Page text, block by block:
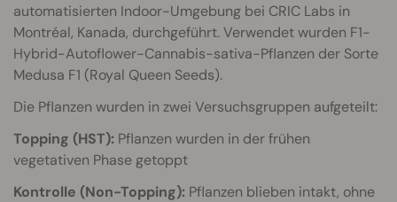
automatisierten Indoor-Umgebung bei CRIC Labs in
Montréal, Kanada, durchgeführt. Verwendet wurden F1-
Hybrid-Autoflower-Cannabis-sativa-Pflanzen der Sorte
Medusa F1 (Royal Queen Seeds).
Die Pflanzen wurden in zwei Versuchsgruppen aufgeteilt:
Topping (HST): Pflanzen wurden in der frühen
vegetativen Phase getoppt
Kontrolle (Non-Topping): Pflanzen blieben intakt, ohne